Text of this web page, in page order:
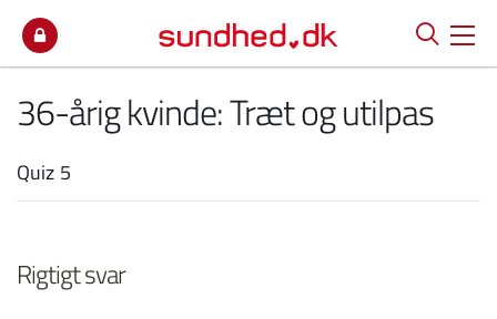
36-årig kvinde: Træt og utilpas
Quiz 5
Rigtigt svar